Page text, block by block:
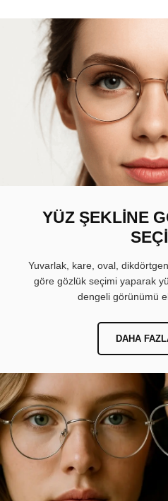
YÜZ ŞEKLİNE
Yuvarlak, kare, oval,
göre gözlük seçimi yaparak
dengeli görünümü
DAHA